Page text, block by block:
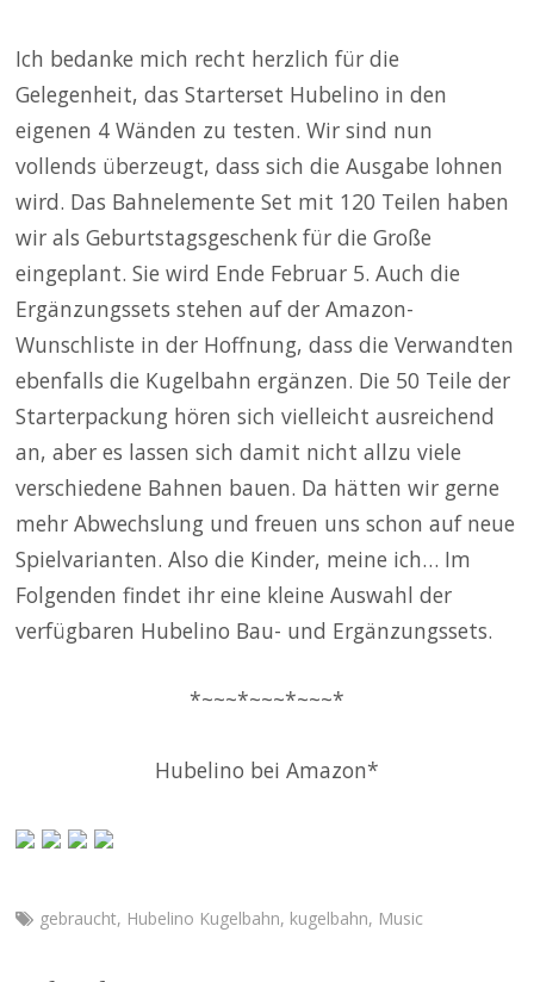
Ich bedanke mich recht herzlich für die
Gelegenheit, das Starterset Hubelino in den
eigenen 4 Wänden zu testen. Wir sind nun
vollends überzeugt, dass sich die Ausgabe lohnen
wird. Das Bahnelemente Set mit 120 Teilen haben
wir als Geburtstagsgeschenk für die Große
eingeplant. Sie wird Ende Februar 5. Auch die
Ergänzungssets stehen auf der Amazon-
Wunschliste in der Hoffnung, dass die Verwandten
ebenfalls die Kugelbahn ergänzen. Die 50 Teile der
Starterpackung hören sich vielleicht ausreichend
an, aber es lassen sich damit nicht allzu viele
verschiedene Bahnen bauen. Da hätten wir gerne
mehr Abwechslung und freuen uns schon auf neue
Spielvarianten. Also die Kinder, meine ich… Im
Folgenden findet ihr eine kleine Auswahl der
verfügbaren Hubelino Bau- und Ergänzungssets.
*~~~*~~~*~~~*
Hubelino bei Amazon*
gebraucht, Hubelino Kugelbahn, kugelbahn, Music